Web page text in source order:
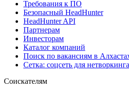
Требования к ПО
Безопасный HeadHunter
HeadHunter API
Партнерам
Инвесторам
Каталог компаний
Поиск по вакансиям в
Сетка: соцсеть для нетворкинга
Соискателям